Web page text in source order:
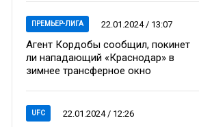
ПРЕМЬЕР-ЛИГА 22.01.2024 / 13:07
Агент Кордобы сообщил, покинет
ли нападающий «Краснодар» в
зимнее трансферное окно
UFC 22.01.2024 / 12:26